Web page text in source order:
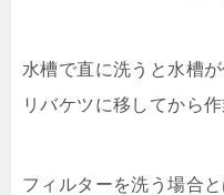
水槽で直に洗うと水槽
リバケツに移してから作
フィルターを洗う場合